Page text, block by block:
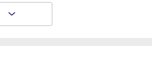
ポイント即利用で